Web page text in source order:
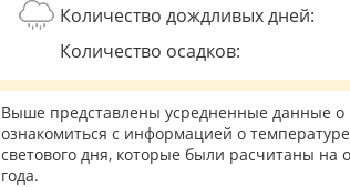
Количество дождливых дней:
Количество осадков:
Выше представлены усредненные данные о
ознакомиться с информацией о
светового дня, которые были расчитаны
года.